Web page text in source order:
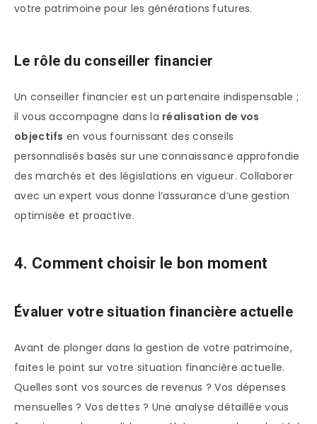
votre patrimoine pour les générations futures.
Le rôle du conseiller financier
Un conseiller financier est un partenaire indispensable ;
il vous accompagne dans la réalisation de vos
objectifs en vous fournissant des conseils
personnalisés basés sur une connaissance approfondie
des marchés et des législations en vigueur. Collaborer
avec un expert vous donne l’assurance d’une gestion
optimisée et proactive.
4. Comment choisir le bon moment
Évaluer votre situation financière actuelle
Avant de plonger dans la gestion de votre patrimoine,
faites le point sur votre situation financière actuelle.
Quelles sont vos sources de revenus ? Vos dépenses
mensuelles ? Vos dettes ? Une analyse détaillée vous